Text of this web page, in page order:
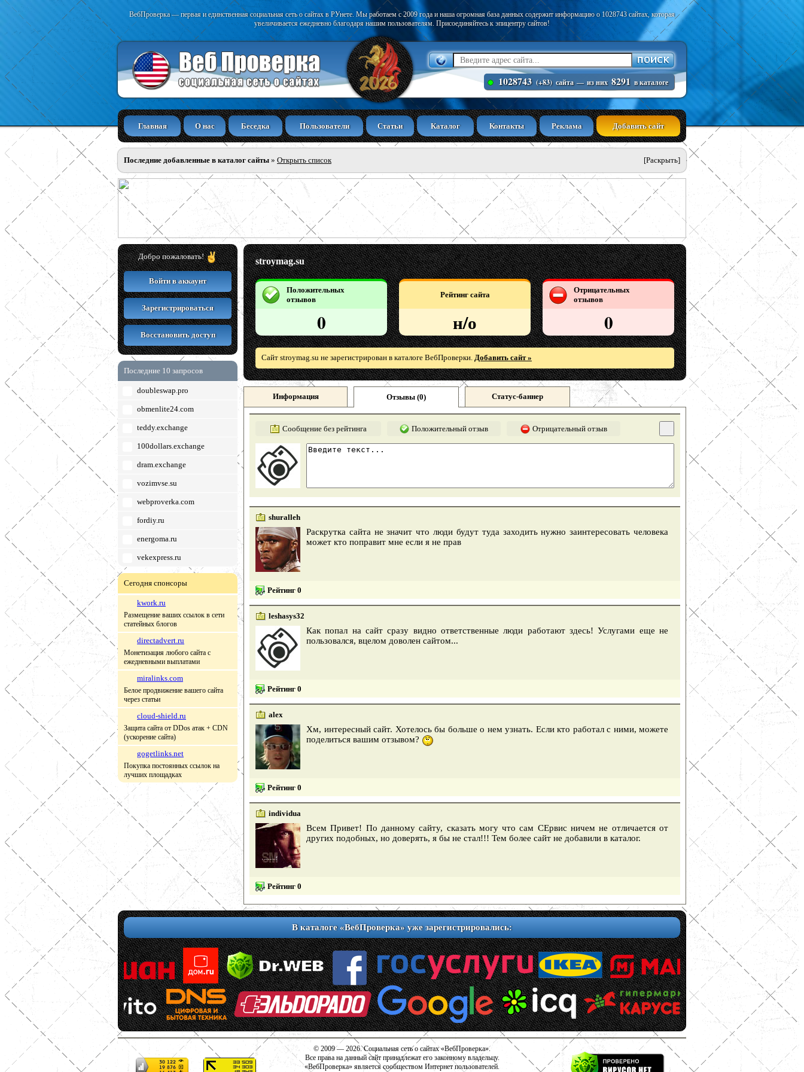
ВебПроверка — первая и единственная социальная сеть о сайтах в РУнете. Мы работаем с 2009 года и наша огромная база данных содержит информацию о 1028743 сайтах, которая
увеличивается ежедневно благодаря нашим пользователям. Присоединяйтесь к эпицентру сайтов!
1028743 (+83) сайта — из них 8291 в каталоге
Главная О нас Беседка Пользователи Статьи Каталог Контакты Реклама Добавить сайт
Последние добавленные в каталог сайты » Открыть список [Раскрыть]
Добро пожаловать!
Войти в аккаунт
Зарегистрироваться
Восстановить доступ
Последние 10 запросов
doubleswap.pro
obmenlite24.com
teddy.exchange
100dollars.exchange
dram.exchange
vozimvse.su
webproverka.com
fordiy.ru
energoma.ru
vekexpress.ru
Сегодня спонсоры
kwork.ru
Размещение ваших ссылок в сети
статейных блогов
directadvert.ru
Монетизация любого сайта с
ежедневными выплатами
miralinks.com
Белое продвижение вашего сайта
через статьи
cloud-shield.ru
Защита сайта от DDos атак + CDN
(ускорение сайта)
gogetlinks.net
Покупка постоянных ссылок на
лучших площадках
stroymag.su
Положительных
отзывов
0
Рейтинг сайта
н/о
Отрицательных
отзывов
0
Сайт stroymag.su не зарегистрирован в каталоге ВебПроверки. Добавить сайт »
Информация Отзывы (0) Статус-баннер
Сообщение без рейтинга Положительный отзыв Отрицательный отзыв
shuralleh
Раскрутка сайта не значит что люди будут туда заходить нужно заинтересовать человека
может кто поправит мне если я не прав
Рейтинг 0
leshasys32
Как попал на сайт сразу видно ответственные люди работают здесь! Услугами еще не
пользовался, вцелом доволен сайтом...
Рейтинг 0
alex
Хм, интересный сайт. Хотелось бы больше о нем узнать. Если кто работал с ними, можете
поделиться вашим отзывом?
Рейтинг 0
individua
Всем Привет! По данному сайту, сказать могу что сам СЕрвис ничем не отличается от
других подобных, но доверять, я бы не стал!!! Тем более сайт не добавили в каталог.
Рейтинг 0
В каталоге «ВебПроверка» уже зарегистрировались:
© 2009 — 2026. Социальная сеть о сайтах «ВебПроверка».
Все права на данный сайт принадлежат его законному владельцу.
«ВебПроверка» является сообществом Интернет пользователей.